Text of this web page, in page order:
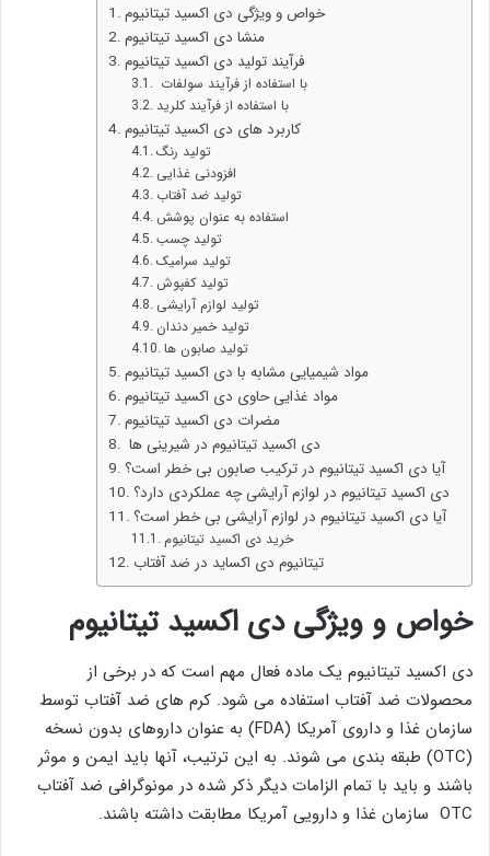
خواص و ویژگی دی اکسید تیتانیوم
منشا دی اکسید تیتانیوم
فرآیند تولید دی اکسید تیتانیوم
با استفاده از فرآیند سولفات
با استفاده از فرآیند کلرید
کاربرد های دی اکسید تیتانیوم
تولید رنگ
افزودنی غذایی
تولید ضد آفتاب
استفاده به عنوان پوشش
تولید چسب
تولید سرامیک
تولید کفپوش
تولید لوازم آرایشی
تولید خمیر دندان
تولید صابون ها
مواد شیمیایی مشابه با دی اکسید تیتانیوم
مواد غذایی حاوی دی اکسید تیتانیوم
مضرات دی اکسید تیتانیوم
دی اکسید تیتانیوم در شیرینی ها
آیا دی اکسید تیتانیوم در ترکیب صابون بی خطر است؟
دی اکسید تیتانیوم در لوازم آرایشی چه عملکردی دارد؟
آیا دی اکسید تیتانیوم در لوازم آرایشی بی خطر است؟
خرید دی اکسید تیتانیوم
تیتانیوم دی اکساید در ضد آفتاب
خواص و ویژگی دی اکسید تیتانیوم
دی اکسید تیتانیوم یک ماده فعال مهم است که در برخی از
محصولات ضد آفتاب استفاده می شود. کرم های ضد آفتاب توسط
سازمان غذا و داروی آمریکا (FDA) به عنوان داروهای بدون نسخه
(OTC) طبقه بندی می شوند. به این ترتیب، آنها باید ایمن و موثر
باشند و باید با تمام الزامات دیگر ذکر شده در مونوگرافی ضد آفتاب
OTC سازمان غذا و دارویی آمریکا مطابقت داشته باشند.